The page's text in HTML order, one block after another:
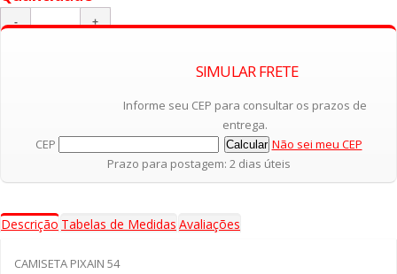
SIMULAR FRETE
Informe seu CEP para consultar os prazos de
entrega.
CEP
Não sei meu CEP
Prazo para postagem: 2 dias úteis
Descrição Tabelas de Medidas Avaliações
CAMISETA PIXAIN 54